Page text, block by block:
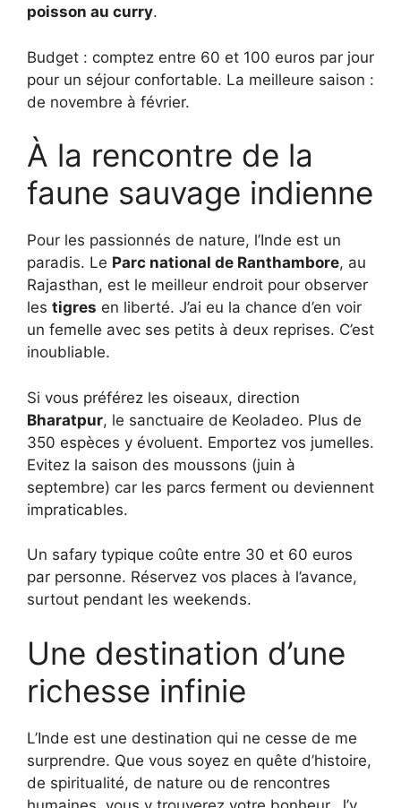
poisson au curry.
Budget : comptez entre 60 et 100 euros par jour
pour un séjour confortable. La meilleure saison :
de novembre à février.
À la rencontre de la
faune sauvage indienne
Pour les passionnés de nature, l’Inde est un
paradis. Le Parc national de Ranthambore, au
Rajasthan, est le meilleur endroit pour observer
les tigres en liberté. J’ai eu la chance d’en voir
un femelle avec ses petits à deux reprises. C’est
inoubliable.
Si vous préférez les oiseaux, direction
Bharatpur, le sanctuaire de Keoladeo. Plus de
350 espèces y évoluent. Emportez vos jumelles.
Evitez la saison des moussons (juin à
septembre) car les parcs ferment ou deviennent
impraticables.
Un safary typique coûte entre 30 et 60 euros
par personne. Réservez vos places à l’avance,
surtout pendant les weekends.
Une destination d’une
richesse infinie
L’Inde est une destination qui ne cesse de me
surprendre. Que vous soyez en quête d’histoire,
de spiritualité, de nature ou de rencontres